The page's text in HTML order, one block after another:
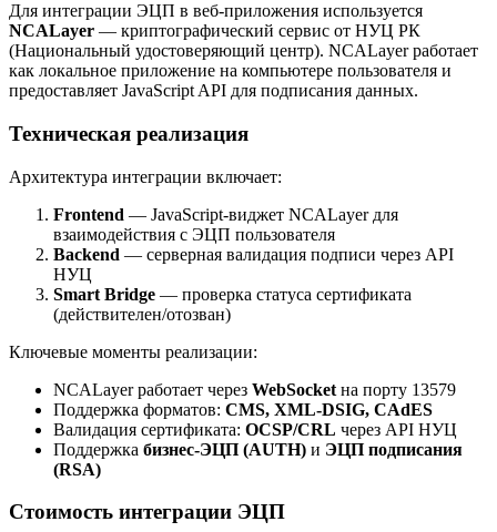
Для интеграции ЭЦП в веб-приложения используется
NCALayer — криптографический сервис от НУЦ РК
(Национальный удостоверяющий центр). NCALayer работает
как локальное приложение на компьютере пользователя и
предоставляет JavaScript API для подписания данных.
Техническая реализация
Архитектура интеграции включает:
Frontend — JavaScript-виджет NCALayer для
взаимодействия с ЭЦП пользователя
Backend — серверная валидация подписи через API
НУЦ
Smart Bridge — проверка статуса сертификата
(действителен/отозван)
Ключевые моменты реализации:
NCALayer работает через WebSocket на порту 13579
Поддержка форматов: CMS, XML-DSIG, CAdES
Валидация сертификата: OCSP/CRL через API НУЦ
Поддержка бизнес-ЭЦП (AUTH) и ЭЦП подписания
(RSA)
Стоимость интеграции ЭЦП